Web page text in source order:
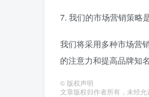
7. 我们的市场营销策略
我们将采用多种市场营
的注意力和提高品牌知
© 版权声明
文章版权归作者所有，未经允